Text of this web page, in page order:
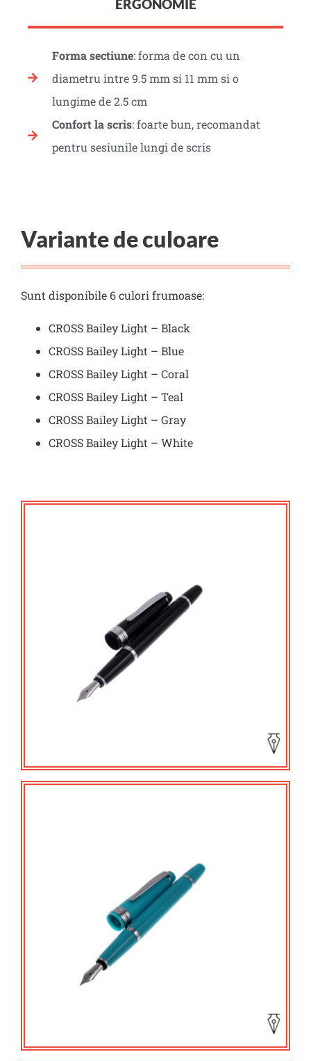
ERGONOMIE
Forma sectiune: forma de con cu un
diametru intre 9.5 mm si 11 mm si o
lungime de 2.5 cm
Confort la scris: foarte bun, recomandat
pentru sesiunile lungi de scris
Variante de culoare
Sunt disponibile 6 culori frumoase:
CROSS Bailey Light – Black
CROSS Bailey Light – Blue
CROSS Bailey Light – Coral
CROSS Bailey Light – Teal
CROSS Bailey Light – Gray
CROSS Bailey Light – White